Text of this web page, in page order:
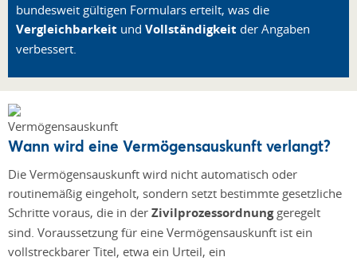
bundesweit gültigen Formulars erteilt, was die
Vergleichbarkeit und Vollständigkeit der Angaben
verbessert.
Wann wird eine Vermögensauskunft verlangt?
Die Vermögensauskunft wird nicht automatisch oder
routinemäßig eingeholt, sondern setzt bestimmte gesetzliche
Schritte voraus, die in der Zivilprozessordnunggeregelt
sind. Voraussetzung für eine Vermögensauskunft ist ein
vollstreckbarer Titel, etwa ein Urteil, ein